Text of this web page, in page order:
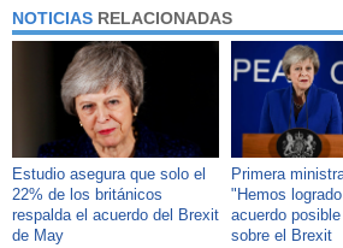
NOTICIAS RELACIONADAS
Estudio asegura que solo el
22% de los británicos
respalda el acuerdo del Brexit
de May
Primera
"Hemos
acuerdo
sobre el Brexit